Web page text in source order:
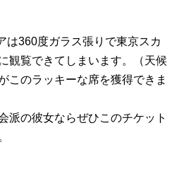
は360度ガラス張りで東京スカ
観覧できてしまいます。（天候
このラッキーな席を獲得できま
派の彼女ならぜひこのチケット